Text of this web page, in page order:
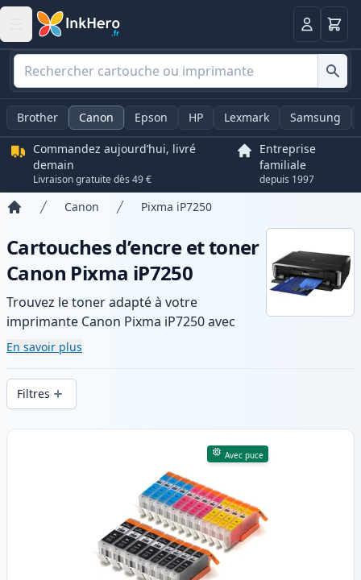
Panier
Brother Canon Epson HP Lexmark Samsung
Commandez aujourd’hui, livré
demain
Livraison gratuite dès 49 €
Entreprise
familiale
depuis 1997
Canon Pixma iP7250
Cartouches d’encre et toner
Canon Pixma iP7250
Trouvez le toner adapté à votre
imprimante Canon Pixma iP7250 avec
notre gamme de cartouches compatibles
et haute capacité. Profitez d’une qualité
d’impression constante et d’une livraison
rapide depuis un stock local en .
En savoir plus
Filtres
Produits
Avec puce